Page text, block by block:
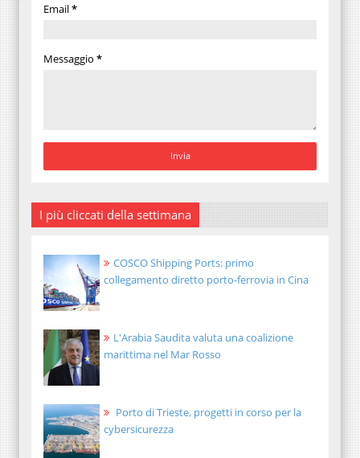
Email*
Messaggio *
I più cliccati della settimana
COSCO Shipping Ports: primo
collegamento diretto porto-ferrovia in Cina
L'Arabia Saudita valuta una coalizione
marittima nel Mar Rosso
Porto di Trieste, progetti in corso per la
cybersicurezza